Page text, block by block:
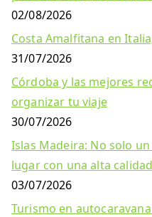
02/08/2026
Costa Amalfitana en
31/07/2026
Córdoba y las mejores
organizar tu viaje
30/07/2026
Islas Madeira: No solo
lugar con una alta
03/07/2026
Turismo en